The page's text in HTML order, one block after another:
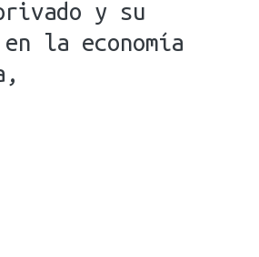
y su
la economía